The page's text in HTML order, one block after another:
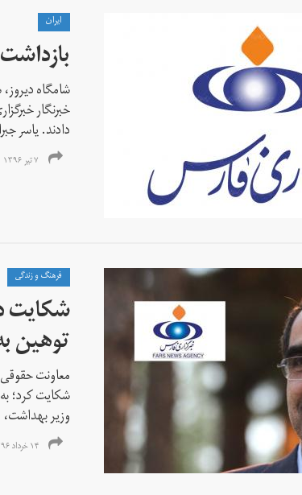
ايران
شامگاه
خبرنگار
دادند. یاسر
۷ تیر ۱۳۹۶
فرهنگ و زندگی
شکایت
توهین
معاونت
شکایت کرد؛
وزیر
۱۴ خرداد ۱۳۹۶